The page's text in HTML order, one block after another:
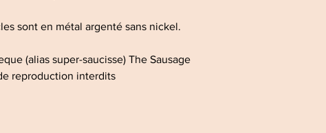
sont en métal argenté sans nickel.
(alias super-saucisse) The Sausage
reproduction interdits